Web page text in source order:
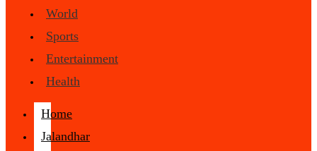
World
Sports
Entertainment
Health
Home
Jalandhar